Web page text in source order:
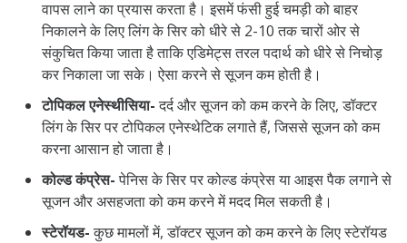
वापस लाने का प्रयास करता है। इसमें फंसी हुई चमड़ी को बाहर
निकालने के लिए लिंग के सिर को धीरे से 2-10 तक चारों ओर से
संकुचित किया जाता है ताकि एडिमेट्स तरल पदार्थ को धीरे से निचोड़
कर निकाला जा सके। ऐसा करने से सूजन कम होती है।
टोपिकल एनेस्थीसिया-दर्द और सूजन को कम करने के लिए, डॉक्टर
लिंग के सिर पर टोपिकल एनेस्थेटिक लगाते हैं, जिससे सूजन को कम
करना आसान हो जाता है।
कोल्ड कंप्रेस-पेनिस के सिर पर कोल्ड कंप्रेस या आइस पैक लगाने से
सूजन और असहजता को कम करने में मदद मिल सकती है।
स्टेरॉयड-कुछ मामलों में, डॉक्टर सूजन को कम करने के लिए स्टेरॉयड